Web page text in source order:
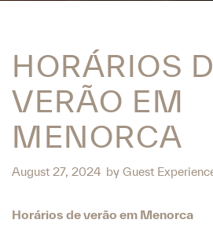
HORÁRIOS
VERÃO EM
MENORCA
August 27, 2024 by Guest
Horários de verão em Menorca